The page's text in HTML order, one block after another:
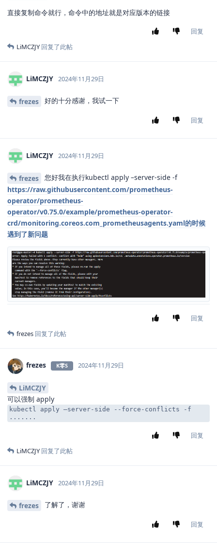
直接复制命令就行，命令中的地址就是对应版本的链接
回复
LiMCZJY回复了此帖
LiMCZJY 2024年11月29日
frezes 好的十分感谢，我试一下
回复
LiMCZJY 2024年11月29日
frezes
您好我在执行kubectl apply –server-side -f
https://raw.githubusercontent.com/prometheus-
operator/prometheus-
operator/v0.75.0/example/prometheus-operator-
crd/monitoring.coreos.com_prometheusagents.yaml的时候
遇到了新问题
回复
frezes 回复了此帖
frezes K零S 2024年11月29日
LiMCZJY
可以强制 apply
kubectl apply –server-side --force-conflicts -f
.......
回复
LiMCZJY回复了此帖
LiMCZJY 2024年11月29日
frezes 了解了，谢谢
回复